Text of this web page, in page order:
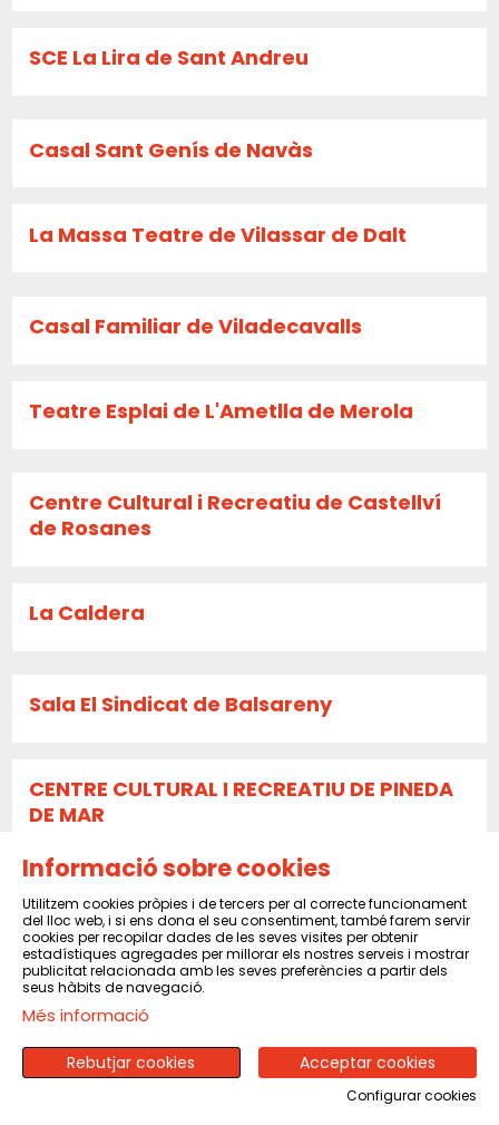
SCE La Lira de Sant Andreu
Casal Sant Genís de Navàs
La Massa Teatre de Vilassar de Dalt
Casal Familiar de Viladecavalls
Teatre Esplai de L'Ametlla de Merola
Centre Cultural i Recreatiu de Castellví
de Rosanes
La Caldera
Sala El Sindicat de Balsareny
CENTRE CULTURAL I RECREATIU DE PINEDA
DE MAR
CENTRE MORAL I CULTURAL DEL POBLENOU
SOCIETAT CULTURAL LA VICENTINA SANT
VICENÇ DELS HORTS
Informació sobre cookies
Utilitzem cookies pròpies i de tercers per al correcte funcionament
del lloc web, i si ens dona el seu consentiment, també farem servir
cookies per recopilar dades de les seves visites per obtenir
estadístiques agregades per millorar els nostres serveis i mostrar
publicitat relacionada amb les seves preferències a partir dels
seus hàbits de navegació.
Més informació
Acceptar cookies
Rebutjar cookies
Configurar cookies